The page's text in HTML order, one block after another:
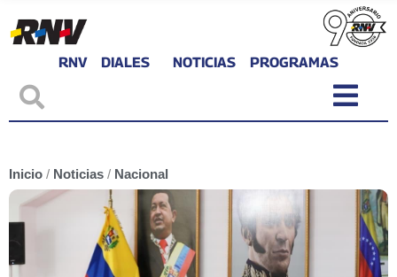
RNV DIALES NOTICIAS PROGRAMAS
Inicio / Noticias / Nacional